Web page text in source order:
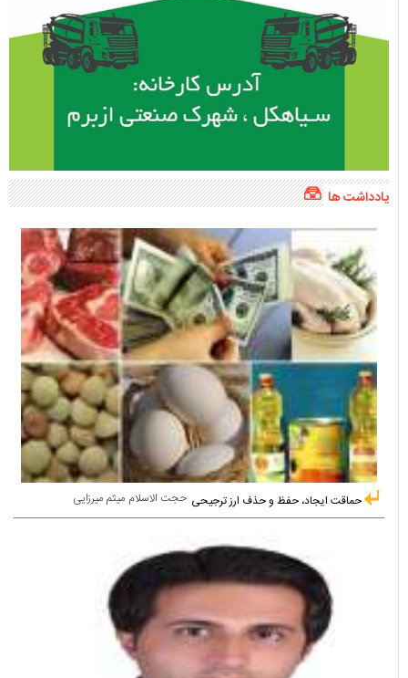
یادداشت ها
حجت الاسلام میثم میرزایی حماقت ایجاد، حفظ و حذف ارز ترجیحی